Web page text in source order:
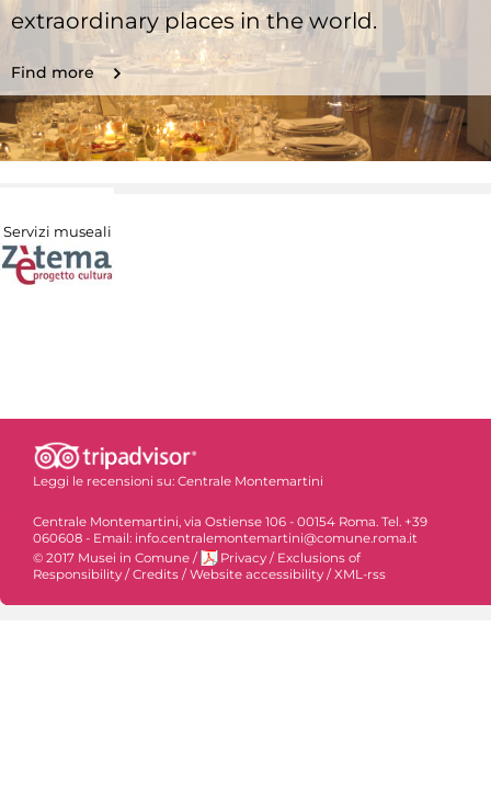
extraordinary places in the world.
Find more
Servizi museali
Leggi le recensioni su: Centrale Montemartini
Centrale Montemartini, via Ostiense 106 - 00154 Roma. Tel. +39
060608 - Email: info.centralemontemartini@comune.roma.it
© 2017 Musei in Comune / Privacy / Exclusions of
Responsibility /Credits /Website accessibility /XML-rss